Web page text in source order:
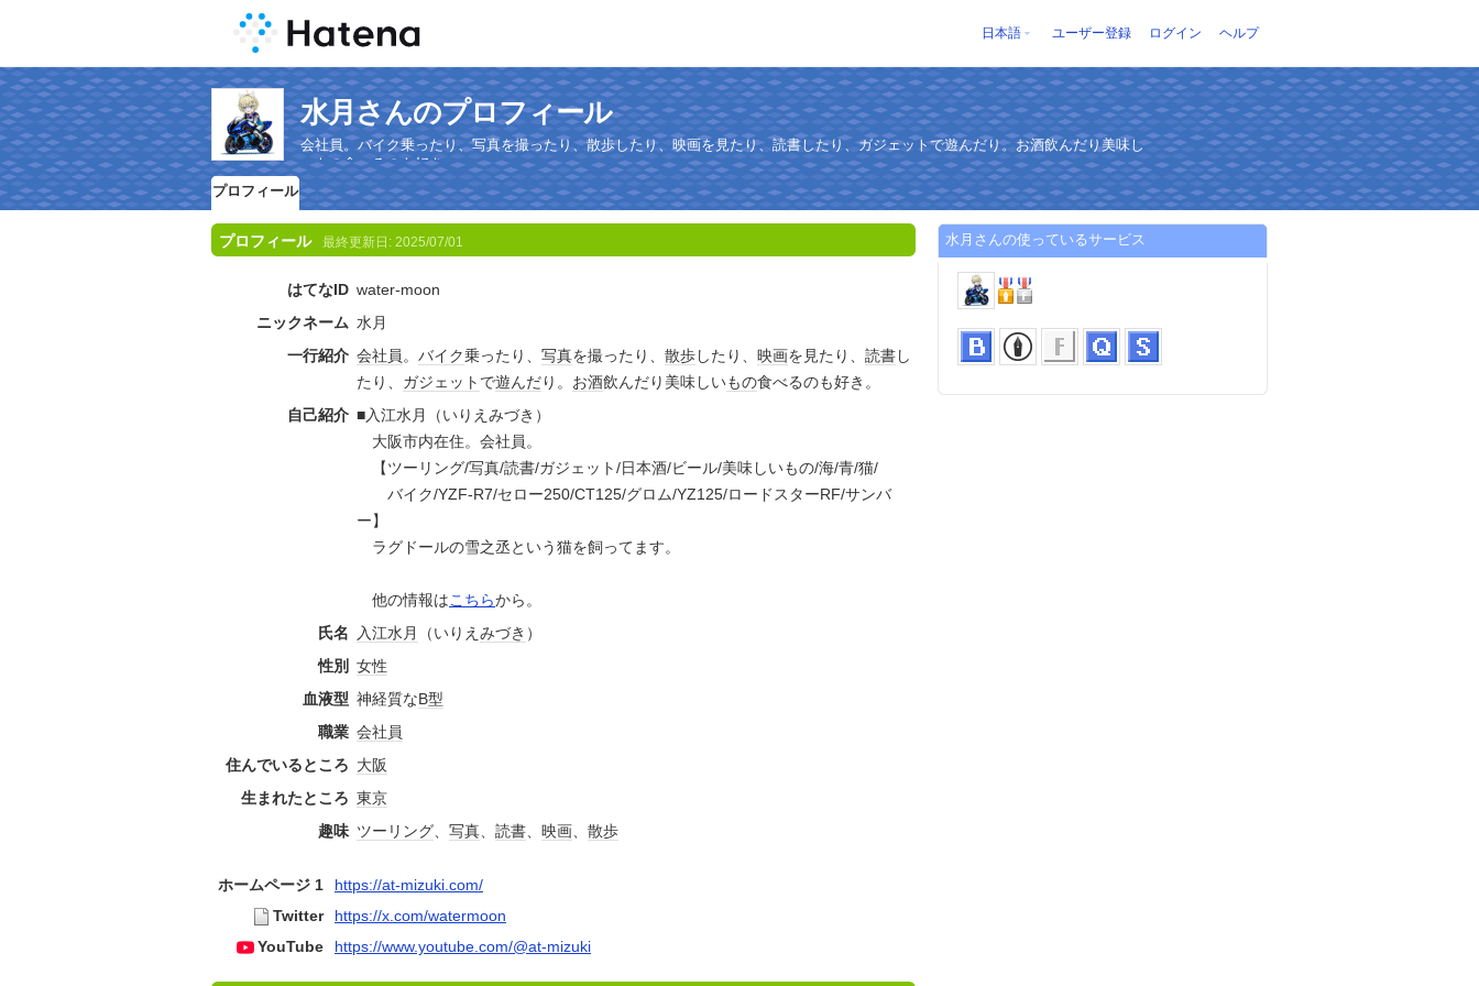
日本語 ユーザー登録 ログイン ヘルプ
水月さんのプロフィール
会社員。バイク乗ったり、写真を撮ったり、散歩したり、映画を見たり、読書したり、ガジェットで遊んだり。お酒飲んだり美味し
いもの食べるのも好き。
プロフィール
プロフィール 最終更新日: 2025/07/01
はてなID water-moon
ニックネーム 水月
一行紹介 会社員。 バイク乗ったり、 写真を撮ったり、 散歩したり、 映画を見たり、 読書し
たり、 ガジェット で遊んだり。 お酒飲んだり美味しいもの食べるのも好き。
自己紹介 ■入江水月（いりえみづき）
大阪市内在住。会社員。
【ツーリング/写真/読書/ガジェット/日本酒/ビール/美味しいもの/海/青/猫/
バイク/YZF-R7/セロー250/CT125/グロム/YZ125/ロードスターRF/サンバ
ー】
ラグドールの雪之丞という猫を飼ってます。
他の情報はこちらから。
氏名
入江水月 （いりえ みづき ）
性別
女性
血液型 神経質なB型
職業 会社員
住んでいるところ 大阪
生まれたところ 東京
趣味 ツーリング、 写真、 読書、 映画、 散歩
ホームページ 1
https://at-mizuki.com/
Twitter
https://x.com/watermoon
YouTube
https://www.youtube.com/@at-mizuki
水月さんの使っているサービス